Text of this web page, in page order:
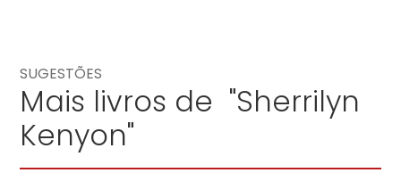
SUGESTÕES
Mais livros de "Sherrilyn
Kenyon"